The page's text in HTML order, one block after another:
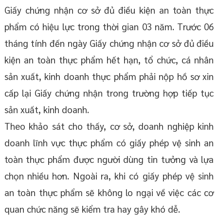
Giấy chứng nhận cơ sở đủ điều kiện an toàn thực
phẩm có hiệu lực trong thời gian 03 năm. Trước 06
tháng tính đến ngày Giấy chứng nhận cơ sở đủ điều
kiện an toàn thực phẩm hết hạn, tổ chức, cá nhân
sản xuất, kinh doanh thực phẩm phải nộp hồ sơ xin
cấp lại Giấy chứng nhận trong trường hợp tiếp tục
sản xuất, kinh doanh.
Theo khảo sát cho thấy, cơ sở, doanh nghiệp kinh
doanh lĩnh vực thực phẩm có giấy phép vệ sinh an
toàn thực phẩm được người dùng tin tưởng và lựa
chọn nhiều hơn. Ngoài ra, khi có giấy phép vệ sinh
an toàn thực phẩm sẽ không lo ngại về việc các cơ
quan chức năng sẽ kiểm tra hay gây khó dễ.